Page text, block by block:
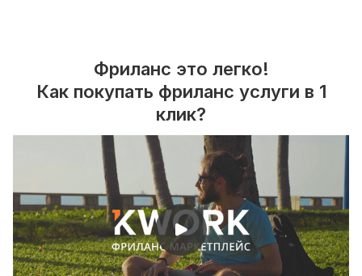
Фриланс это легко!
Как покупать фриланс услуги в 1
клик?